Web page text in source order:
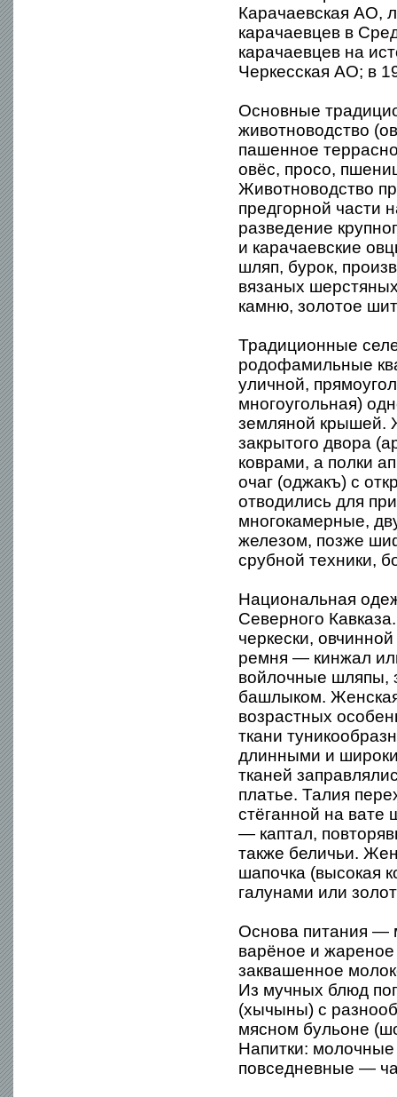
Карачаевская АО,
карачаевцев в
карачаевцев на
Черкесская АО; в
Основные
животноводство
пашенное
овёс, просо,
Животноводство
предгорной части
разведение
и карачаевские
шляп, бурок,
вязаных
камню, золотое
Традиционные
родофамильные
уличной,
многоугольная)
земляной крышей.
закрытого двора
коврами, а полки
очаг (оджакъ) с
отводились для
многокамерные,
железом, позже
срубной техники,
Национальная
Северного
черкески,
ремня — кинжал
войлочные шляпы,
башлыком.
возрастных
ткани
длинными и
тканей
платье. Талия
стёганной на
— каптал,
также беличьи.
шапочка (высокая
галунами или
Основа питания —
варёное и
заквашенное
Из мучных блюд
(хычыны) с
мясном бульоне
Напитки:
повседневные —